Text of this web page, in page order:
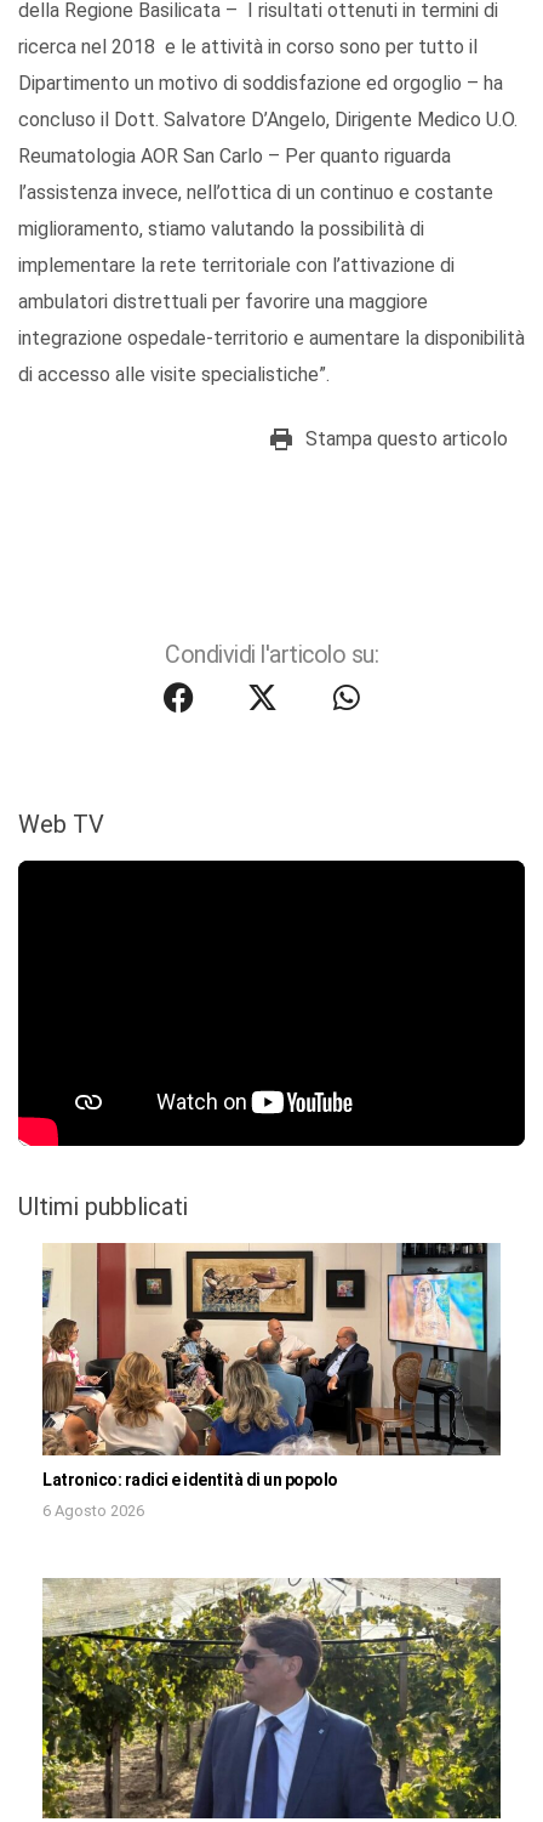
della Regione Basilicata – I risultati ottenuti in termini di
ricerca nel 2018 e le attività in corso sono per tutto il
Dipartimento un motivo di soddisfazione ed orgoglio – ha
concluso il Dott. Salvatore D’Angelo, Dirigente Medico U.O.
Reumatologia AOR San Carlo – Per quanto riguarda
l’assistenza invece, nell’ottica di un continuo e costante
miglioramento, stiamo valutando la possibilità di
implementare la rete territoriale con l’attivazione di
ambulatori distrettuali per favorire una maggiore
integrazione ospedale-territorio e aumentare la disponibilità
di accesso alle visite specialistiche”.
Stampa questo articolo
Condividi l'articolo su:
Web TV
Ultimi pubblicati
Latronico: radici e identità di un popolo
6 Agosto 2026